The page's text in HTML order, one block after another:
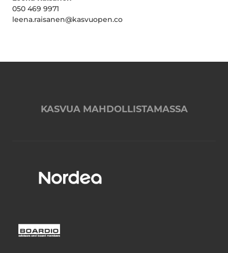
050 469 9971
leena.raisanen@kasvuopen.co
KASVUA MAHDOLLISTAMASSA